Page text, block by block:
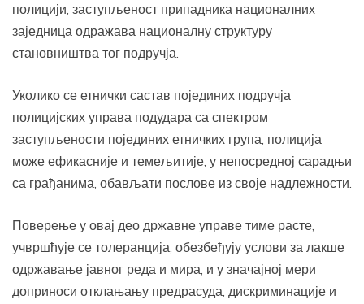
полицији, заступљеност припадника националних
заједница одражава националну структуру
становништва тог подручја.
Уколико се етнички састав појединих подручја
полицијских управа подудара са спектром
заступљености појединих етничких група, полиција
може ефикасније и темељитије, у непосредној сарадњи
са грађанима, обављати послове из своје надлежности.
Поверење у овај део државне управе тиме расте,
учвршћује се толеранција, обезбеђују услови за лакше
одржавање јавног реда и мира, и у значајној мери
доприноси отклањању предрасуда, дискриминације и